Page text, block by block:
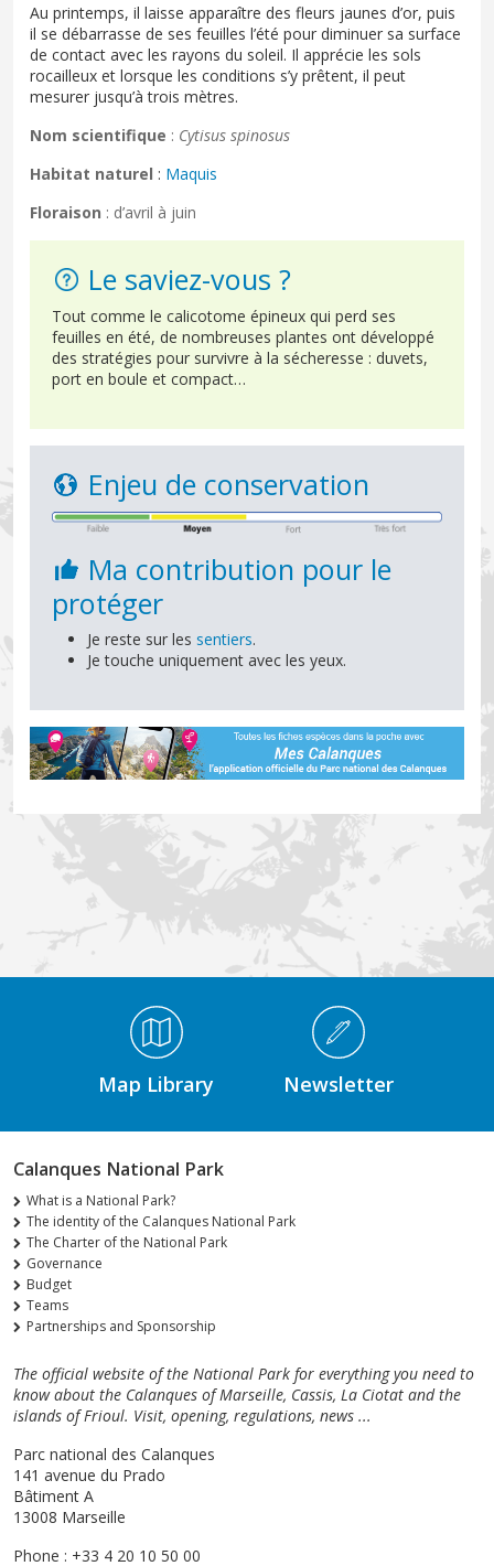
Au printemps, il laisse apparaître des fleurs jaunes d’or, puis
il se débarrasse de ses feuilles l’été pour diminuer sa surface
de contact avec les rayons du soleil. Il apprécie les sols
rocailleux et lorsque les conditions s’y prêtent, il peut
mesurer jusqu’à trois mètres.
Nom scientifique : Cytisus spinosus
Habitat naturel : Maquis
Floraison : d’avril à juin
Le saviez-vous ?
Tout comme le calicotome épineux qui perd ses
feuilles en été, de nombreuses plantes ont développé
des stratégies pour survivre à la sécheresse : duvets,
port en boule et compact…
Enjeu de conservation
Ma contribution pour le
protéger
Je reste sur les sentiers.
Je touche uniquement avec les yeux.
Médiathèque Footer
Map Library Newsletter
Calanques National Park
What is a National Park?
The identity of the Calanques National Park
The Charter of the National Park
Governance
Budget
Teams
Partnerships and Sponsorship
The official website of the National Park for everything you need to
know about the Calanques of Marseille, Cassis, La Ciotat and the
islands of Frioul. Visit, opening, regulations, news ...
Parc national des Calanques
141 avenue du Prado
Bâtiment A
13008 Marseille
Phone : +33 4 20 10 50 00